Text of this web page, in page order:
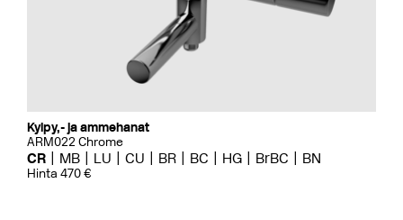
Kylpy,- ja ammehanat
ARM022 Chrome
CR MB LU CU BR BC HG BrBC BN
Hinta 470 €